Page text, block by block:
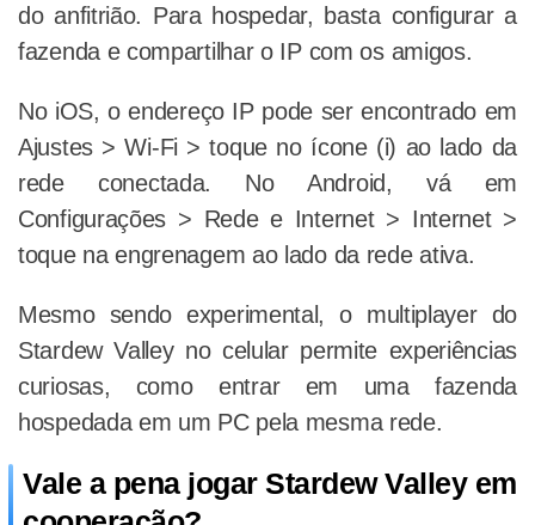
do anfitrião. Para hospedar, basta configurar a
fazenda e compartilhar o IP com os amigos.
No iOS, o endereço IP pode ser encontrado em
Ajustes > Wi-Fi > toque no ícone (i) ao lado da
rede conectada. No Android, vá em
Configurações > Rede e Internet > Internet >
toque na engrenagem ao lado da rede ativa.
Mesmo sendo experimental, o multiplayer do
Stardew Valley no celular permite experiências
curiosas, como entrar em uma fazenda
hospedada em um PC pela mesma rede.
Vale a pena jogar Stardew Valley em